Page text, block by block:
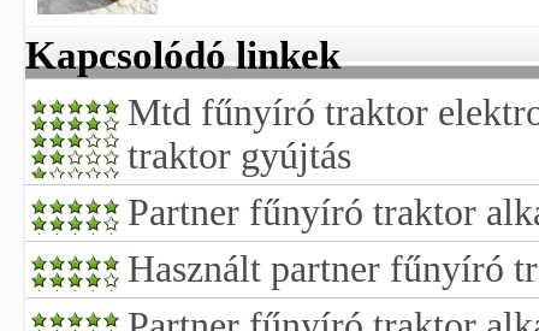
Kapcsolódó linkek
Mtd fűnyíró traktor
traktor gyújtás
Partner fűnyíró traktor
Használt partner fűnyíró